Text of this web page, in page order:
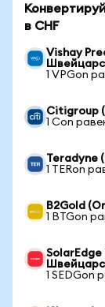
в CHF
Vishay
1 VPGon
Citigroup
1 Con
Teradyne
1 TERon
B2Gold
1 BTGon
SolarEdge
1 SEDGon